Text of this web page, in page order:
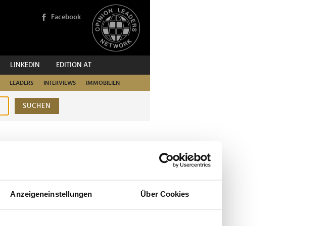
Anzeigeneinstellungen Über Cookies
Facebook
LINKEDIN EDITION AT
LEADERS INTERVIEWS IMMOBILIEN
SUCHEN